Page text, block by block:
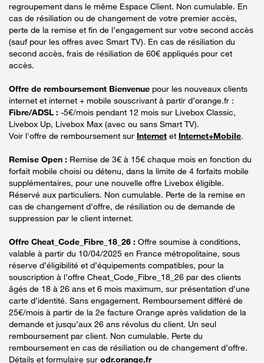
regroupement dans le même Espace Client. Non cumulable. En
cas de résiliation ou de changement de votre premier accès,
perte de la remise et fin de l’engagement sur votre second accès
(sauf pour les offres avec Smart TV). En cas de résiliation du
second accès, frais de résiliation de 60€ appliqués pour cet
accès.
Offre de remboursement Bienvenue pour les nouveaux clients
internet et internet + mobile souscrivant à partir d’orange.fr :
Fibre/ADSL : -5€/mois pendant 12 mois sur Livebox Classic,
Livebox Up, Livebox Max (avec ou sans Smart TV).
Voir l'offre de remboursement sur Internet et Internet+Mobile.
Remise Open : Remise de 3€ à 15€ chaque mois en fonction du
forfait mobile choisi ou détenu, dans la limite de 4 forfaits mobile
supplémentaires, pour une nouvelle offre Livebox éligible.
Réservé aux particuliers. Non cumulable. Perte de la remise en
cas de changement d'offre, de résiliation ou de demande de
suppression par le client internet.
Offre Cheat_Code_Fibre_18_26 : Offre soumise à conditions,
valable à partir du 10/04/2025 en France métropolitaine, sous
réserve d’éligibilité et d’équipements compatibles, pour la
souscription à l’offre Cheat_Code_Fibre_18_26 par des clients
âgés de 18 à 26 ans et 6 mois maximum, sur présentation d’une
carte d’identité. Sans engagement. Remboursement différé de
25€/mois à partir de la 2e facture Orange après validation de la
demande et jusqu’aux 26 ans révolus du client. Un seul
remboursement par client. Non cumulable. Perte du
remboursement en cas de résiliation ou de changement d’offre.
Détails et formulaire sur odr.orange.fr